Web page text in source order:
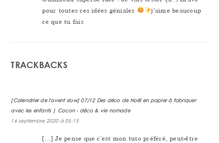
pour toutes ces idées géniales
j’aime beaucoup
ce que tu fais
TRACKBACKS
[Calendrier de l'avent slow] 07/12 Des déco de Noël en papier à fabriquer
avec les enfants | Cocon - déco & vie nomade
16 septembre 2020 à 05:15
[…] Je pense que c'est mon tuto préféré, peut-être